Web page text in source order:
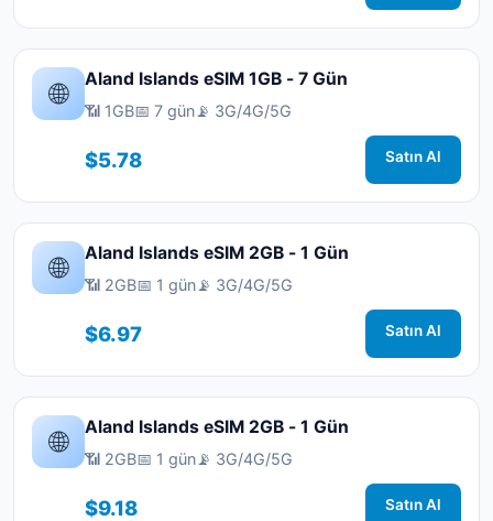
🌐 Aland Islands eSIM 1GB - 7 Gün
📶 1GB📅 7 gün📡 3G/4G/5G
$5.78 Satın Al
🌐 Aland Islands eSIM 2GB - 1 Gün
📶 2GB📅 1 gün📡 3G/4G/5G
$6.97 Satın Al
🌐 Aland Islands eSIM 2GB - 1 Gün
📶 2GB📅 1 gün📡 3G/4G/5G
$9.18 Satın Al